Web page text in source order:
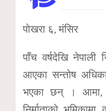
पोखरा ६, मंसिर
पाँच वर्षदेखि नेपाली
आएका सन्तोष
भएका छन् । आमा,